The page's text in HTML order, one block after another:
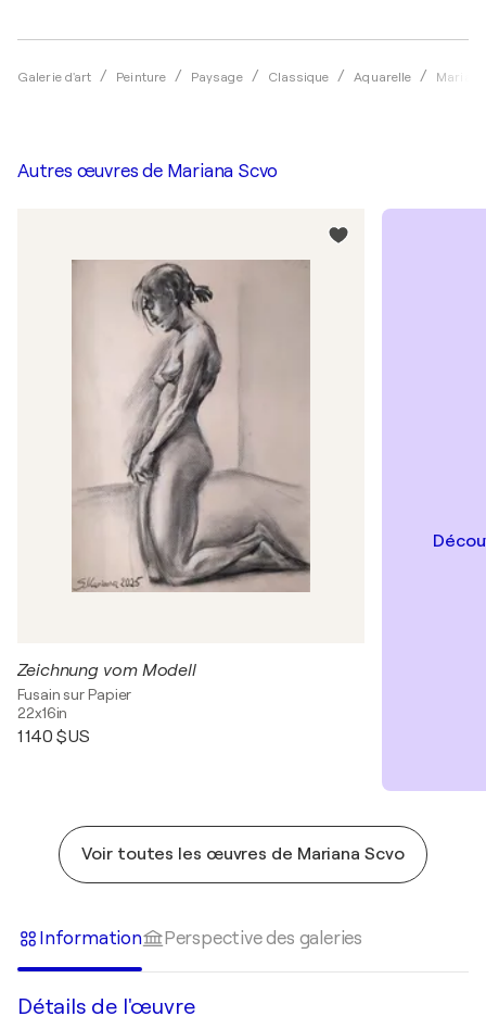
Galerie d'art Peinture Paysage Classique Aquarelle
Autres œuvres de Mariana Scvo
Zeichnung vom Modell
Fusain sur Papier
22x16in
1 140 $US
Voir toutes les œuvres de Mariana Scvo
Information Perspective des galeries
Détails de l'œuvre